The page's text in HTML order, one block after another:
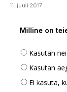
11. juuli 2017
Milline on
Kasutan
Kasutan
Ei kasuta,